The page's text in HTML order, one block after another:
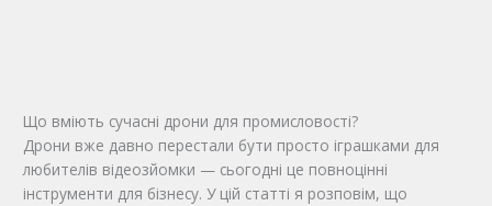
Що вміють сучасні дрони для промисловості?
Дрони вже давно перестали бути просто іграшками для
любителів відеозйомки — сьогодні це повноцінні
інструменти для бізнесу. У цій статті я розповім, що